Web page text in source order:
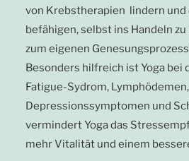
von Krebstherapien lindern und
befähigen, selbst ins Handeln
zum eigenen
Besonders hilfreich ist Yoga bei
Fatigue-Sydrom,
Depressionssymptomen und
vermindert Yoga das
mehr Vitalität und einem